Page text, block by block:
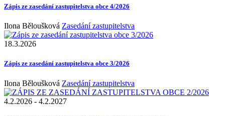
Zápis ze zasedání zastupitelstva obce 4/2026
Ilona Běloušková Zasedání zastupitelstva
18.3.2026
Zápis ze zasedání zastupitelstva obce 3/2026
Ilona Běloušková Zasedání zastupitelstva
4.2.2026 - 4.2.2027